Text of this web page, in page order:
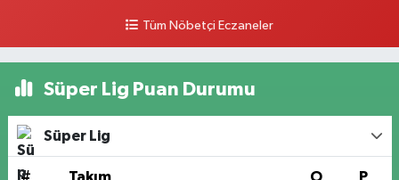
Tüm Nöbetçi Eczaneler
Süper Lig Puan Durumu
Süper Lig